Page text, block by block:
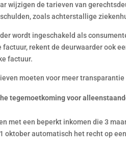
wijzigen de tarieven van
zoals achterstallige
wordt ingeschakeld als
factuur, rekent de deurwaarder ook
factuur.
moeten voor meer
tegemoetkoming voor
met een beperkt inkomen die 3
oktober automatisch het recht op